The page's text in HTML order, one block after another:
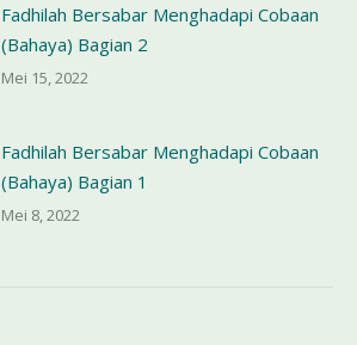
Fadhilah Bersabar Menghadapi Cobaan
(Bahaya) Bagian 2
Mei 15, 2022
Fadhilah Bersabar Menghadapi Cobaan
(Bahaya) Bagian 1
Mei 8, 2022